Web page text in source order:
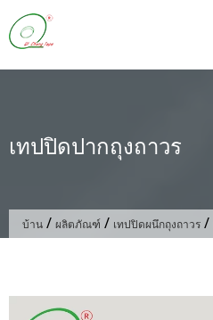
ข้าม
ไป
เนื้อหา
เทปปิดปากถุงถาวร
บ้าน / ผลิตภัณฑ์ / เทปปิดผนึกถุงถาวร /